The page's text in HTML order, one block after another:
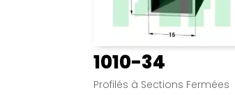
1010-34
Profilés à Sections Fermées